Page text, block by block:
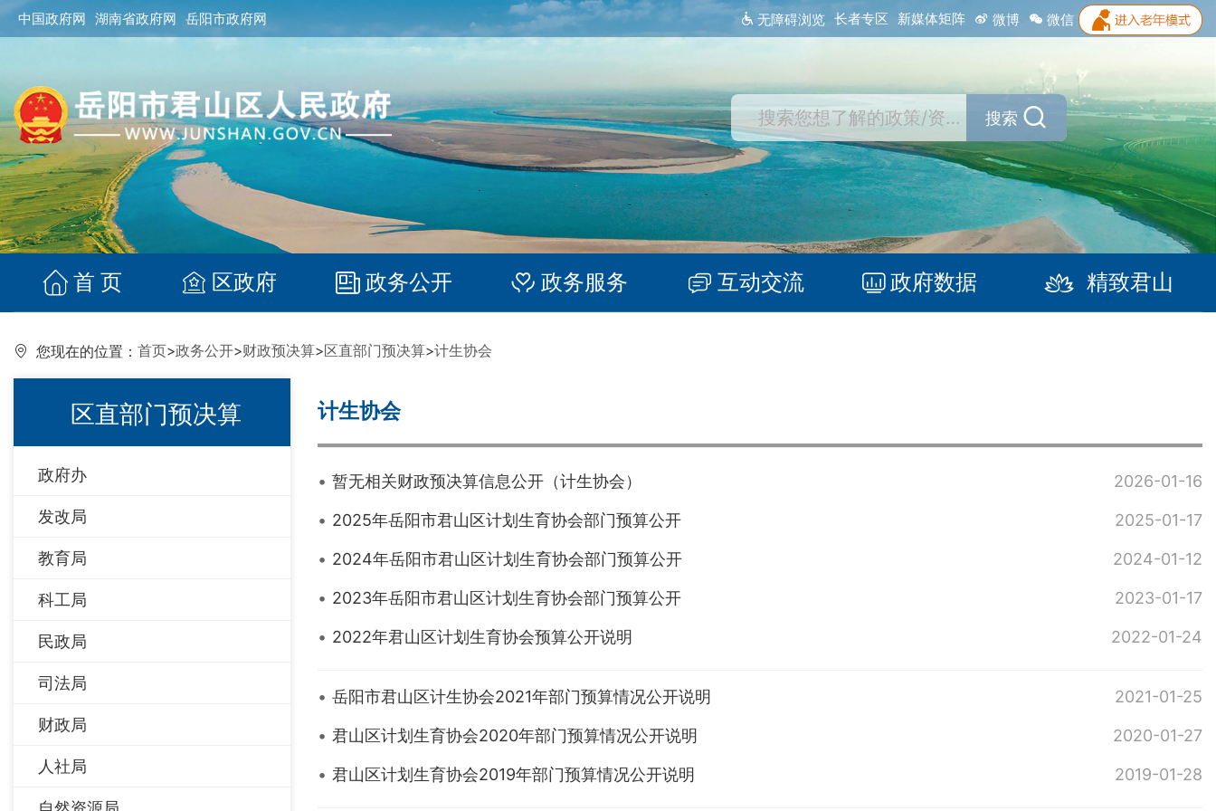
中国政府网 湖南省政府网 岳阳市政府网 无障碍浏览 长者专区 新媒体矩阵 微博 微信
搜索
首 页 区政府 政务公开 政务服务 互动交流 政府数据 精致君山
您现在的位置： 首页>政务公开>财政预决算>区直部门预决算>计生协会
区直部门预决算
政府办
发改局
教育局
科工局
民政局
司法局
财政局
人社局
计生协会
暂无相关财政预决算信息公开（计生协会） 2026-01-16
2025年岳阳市君山区计划生育协会部门预算公开 2025-01-17
2024年岳阳市君山区计划生育协会部门预算公开 2024-01-12
2023年岳阳市君山区计划生育协会部门预算公开 2023-01-17
2022年君山区计划生育协会预算公开说明 2022-01-24
岳阳市君山区计生协会2021年部门预算情况公开说明 2021-01-25
君山区计划生育协会2020年部门预算情况公开说明 2020-01-27
君山区计划生育协会2019年部门预算情况公开说明 2019-01-28